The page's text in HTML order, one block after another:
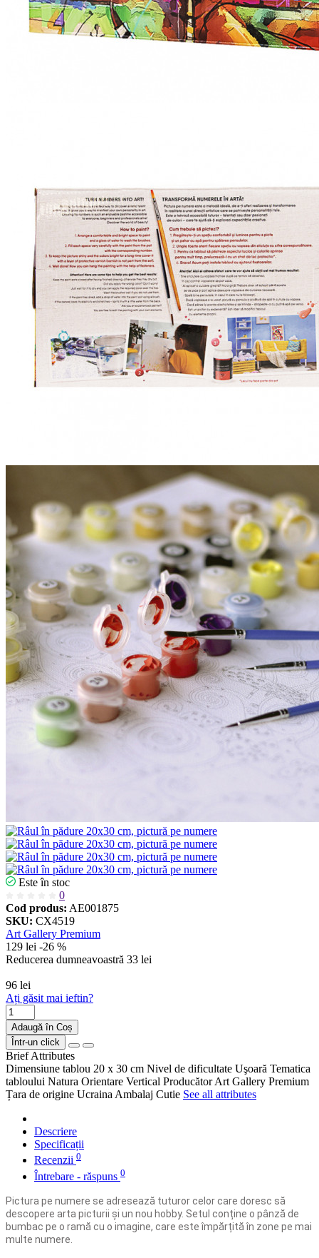
Este în stoc
0
Cod produs: AE001875
SKU: CX4519
Art Gallery Premium
129 lei -26 %
Reducerea dumneavoastră 33 lei
96 lei
Ați găsit mai ieftin?
Adaugă în Coș
Într-un click
Brief Attributes
Dimensiune tablou 20 x 30 cm Nivel de dificultate Uşoară Tematica
tabloului Natura Orientare Vertical Producător Art Gallery Premium
Țara de origine Ucraina Ambalaj Cutie See all attributes
Descriere
Specificații
Recenzii 0
Întrebare - răspuns 0
Pictura pe numere se adresează tuturor celor care doresc să
descopere arta picturii și un nou hobby. Setul conține o pânză de
bumbac pe o ramă cu o imagine, care este împărțită în zone pe mai
multe numere.